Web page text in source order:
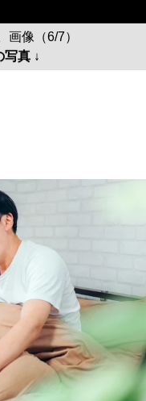
画像（6/7）
写真 ↓